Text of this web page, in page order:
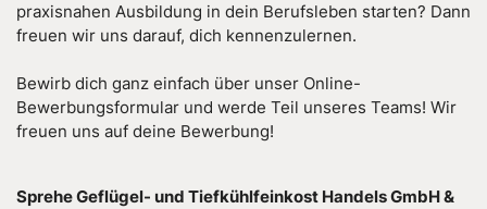
praxisnahen Ausbildung in dein Berufsleben starten? Dann
freuen wir uns darauf, dich kennenzulernen.
Bewirb dich ganz einfach über unser Online-
Bewerbungsformular und werde Teil unseres Teams! Wir
freuen uns auf deine Bewerbung!
Sprehe Geflügel- und Tiefkühlfeinkost Handels GmbH &